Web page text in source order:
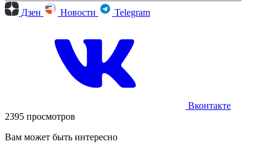
Дзен Новости Telegram
Вконтакте
2395 просмотров
Вам может быть интересно